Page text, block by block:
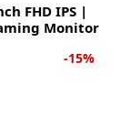
FHD IPS |
Monitor
-15%